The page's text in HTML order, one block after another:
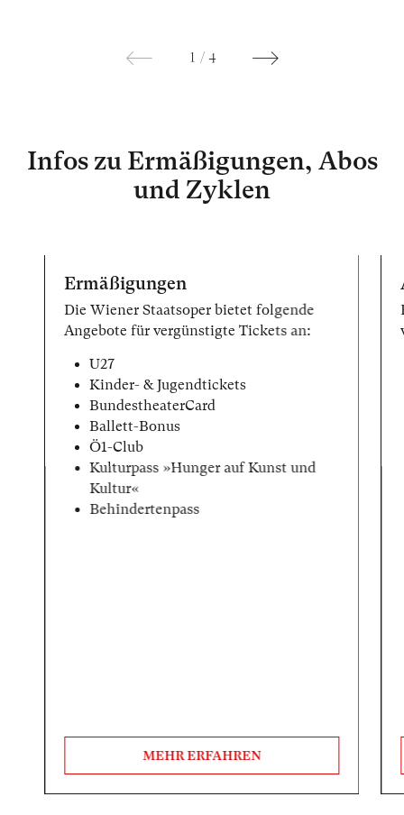
1 / 4
Infos zu Ermäßigungen, Abos
und Zyklen
Ermäßigungen
Die Wiener Staatsoper bietet folgende
Angebote für vergünstigte Tickets an:
U27
Kinder- & Jugendtickets
BundestheaterCard
Ballett-Bonus
Ö1-Club
Kulturpass »Hunger auf Kunst und
Kultur«
Behindertenpass
MEHR ERFAHREN